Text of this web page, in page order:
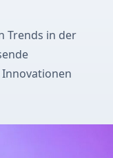
Trends in der